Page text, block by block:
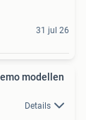
31 jul 26
modellen
Details